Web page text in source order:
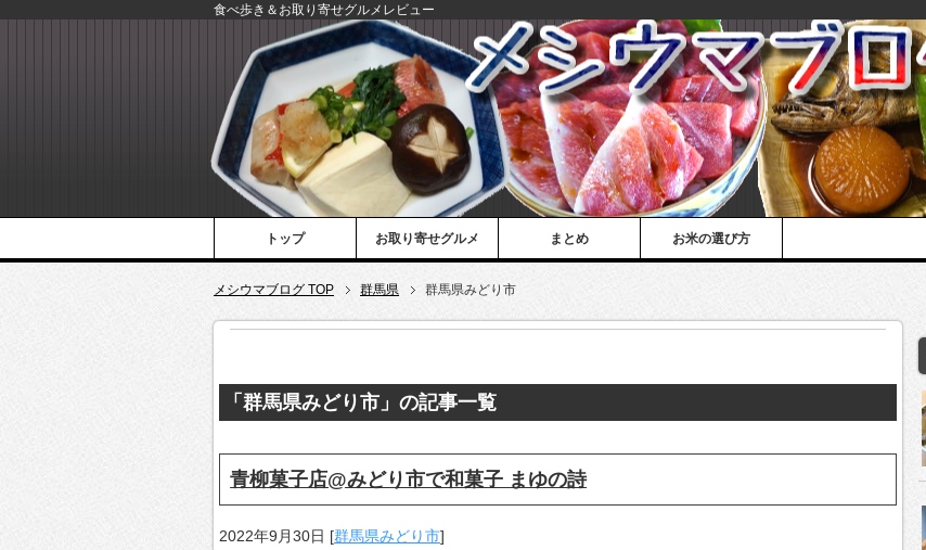
食べ歩き＆お取り寄せグルメレビュー
トップ お取り寄せグルメ まとめ お米の選び方
メシウマブログ TOP 群馬県 群馬県みどり市
「群馬県みどり市」の記事一覧
青柳菓子店@みどり市で和菓子 まゆの詩
2022年9月30日 [群馬県みどり市]